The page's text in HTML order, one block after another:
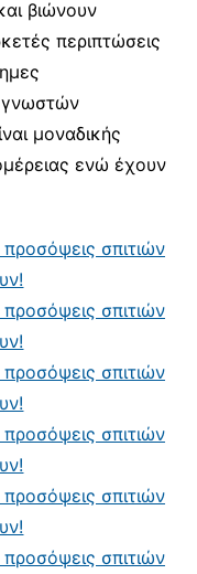
βιώνουν
περιπτώσεις
γνωστών
μοναδικής
ενώ έχουν